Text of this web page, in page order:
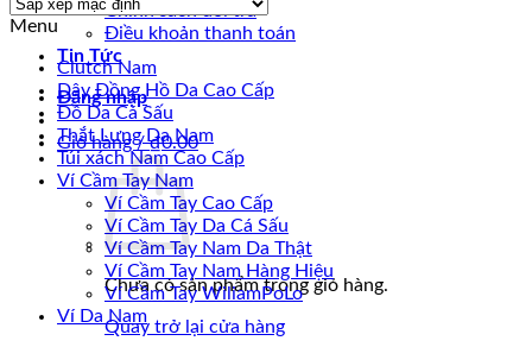
Chính sách đổi trả
Điều khoản thanh toán
Tin Tức
Đăng nhập
Giỏ hàng /₫0.00
Chưa có sản phẩm trong giỏ hàng.
Quay trở lại cửa hàng
Menu
Clutch Nam
Dây Đồng Hồ Da Cao Cấp
Đồ Da Cá Sấu
Thắt Lưng Da Nam
Túi xách Nam Cao Cấp
Ví Cầm Tay Nam
Ví Cầm Tay Cao Cấp
Ví Cầm Tay Da Cá Sấu
Ví Cầm Tay Nam Da Thật
Ví Cầm Tay Nam Hàng Hiệu
Ví Cầm Tay WiliamPoLo
Ví Da Nam